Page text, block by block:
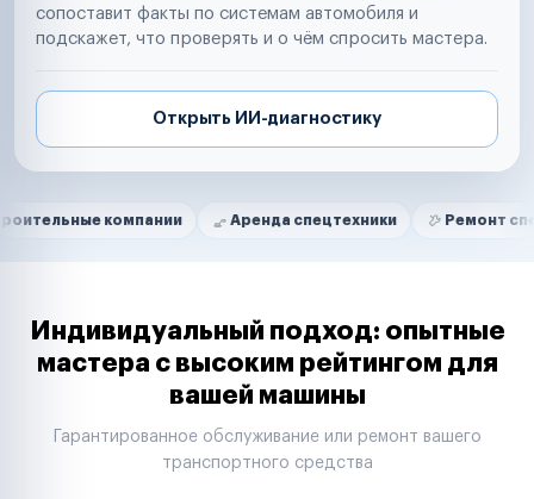
сопоставит факты по системам автомобиля и
подскажет, что проверять и о чём спросить мастера.
Открыть ИИ-диагностику
Нам доверяют
компании Аренда спецтехники Ремонт спецтехники
Маркетплейсы
Таксопарки
Автодилеры
Строительные компании
Аренда спецтехники
Индивидуальный подход: опытные
мастера с высоким рейтингом для
вашей машины
Гарантированное обслуживание или ремонт вашего
транспортного средства